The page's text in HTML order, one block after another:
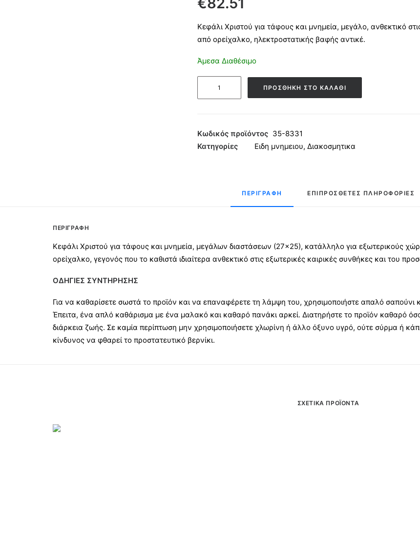
Κεφάλι Χριστού για τάφους και μνημεία, μεγάλο, ανθεκτικό
από ορείχαλκο, ηλεκτροστατικής βαφής αντικέ.
Άμεσα Διαθέσιμο
27x25
Αντικέ
ΠΡΟΣΘΉΚΗ ΣΤΟ ΚΑΛΆΘΙ
Κωδικός προϊόντος 35-8331
Κατηγορίες
Ειδη μνημειου, Διακοσμητικα
ΠΕΡΙΓΡΑΦΉ ΕΠΙΠΡΌΣΘΕΤΕΣ ΠΛΗΡΟΦΟΡΊΕΣ
ΠΕΡΙΓΡΑΦΉ
Κεφάλι Χριστού για τάφους και μνημεία, μεγάλων διαστάσεων (27×25), κατάλληλο για εξωτερικούς
ορείχαλκο, γεγονός που το καθιστά ιδιαίτερα ανθεκτικό στις εξωτερικές καιρικές συνθήκες και του
ΟΔΗΓΙΕΣ ΣΥΝΤΗΡΗΣΗΣ
Για να καθαρίσετε σωστά το προϊόν και να επαναφέρετε τη λάμψη του, χρησιμοποιήστε απαλό σαπούνι
Έπειτα, ένα απλό καθάρισμα με ένα μαλακό και καθαρό πανάκι αρκεί. Διατηρήστε το προϊόν καθαρό
διάρκεια ζωής. Σε καμία περίπτωση μην χρησιμοποιήσετε χλωρίνη ή άλλο όξυνο υγρό, ούτε σύρμα ή
κίνδυνος να φθαρεί το προστατευτικό βερνίκι.
ΣΧΕΤΙΚΆ ΠΡΟΪΌΝΤΑ